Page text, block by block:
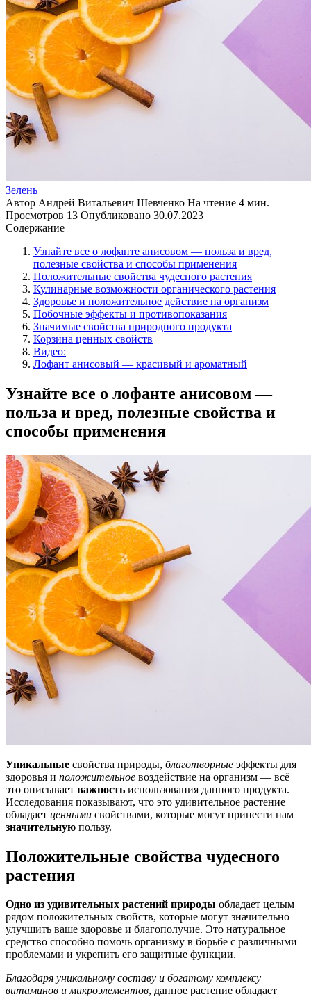
Зелень
Автор Андрей Витальевич Шевченко На чтение 4 мин.
Просмотров 13 Опубликовано 30.07.2023
Содержание
Узнайте все о лофанте анисовом — польза и вред,
полезные свойства и способы применения
Положительные свойства чудесного растения
Кулинарные возможности органического растения
Здоровье и положительное действие на организм
Побочные эффекты и противопоказания
Значимые свойства природного продукта
Корзина ценных свойств
Видео:
Лофант анисовый — красивый и ароматный
Узнайте все о лофанте анисовом —
польза и вред, полезные свойства и
способы применения
Уникальные свойства природы, благотворные эффекты для
здоровья и положительное воздействие на организм — всё
это описывает важность использования данного продукта.
Исследования показывают, что это удивительное растение
обладает ценными свойствами, которые могут принести нам
значительную пользу.
Положительные свойства чудесного
растения
Одно из удивительных растений природы обладает целым
рядом положительных свойств, которые могут значительно
улучшить ваше здоровье и благополучие. Это натуральное
средство способно помочь организму в борьбе с различными
проблемами и укрепить его защитные функции.
Благодаря уникальному составу и богатому комплексу
витаминов и микроэлементов, данное растение обладает